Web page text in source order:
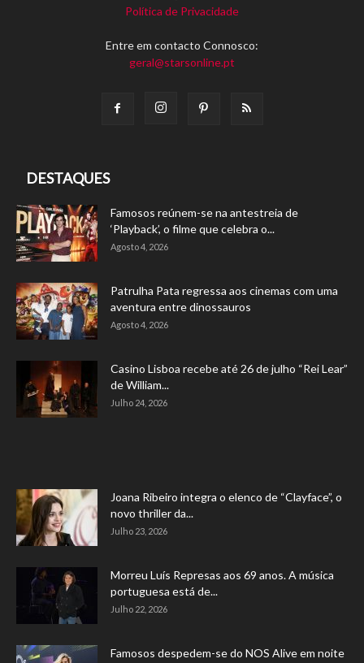
Política de Privacidade
Entre em contacto Connosco:
geral@starsonline.pt
DESTAQUES
Famosos reúnem-se na antestreia de
‘Playback’, o filme que celebra o...
Agosto 4, 2026
Patrulha Pata regressa aos cinemas com uma
aventura entre dinossauros
Agosto 4, 2026
Casino Lisboa recebe até 26 de julho “Rei Lear”
de William...
Julho 24, 2026
Joana Ribeiro integra o elenco de “Clayface”, o
novo thriller da...
Julho 23, 2026
Morreu Luís Represas aos 69 anos. A música
portuguesa está de...
Julho 22, 2026
Famosos despedem-se do NOS Alive em noite